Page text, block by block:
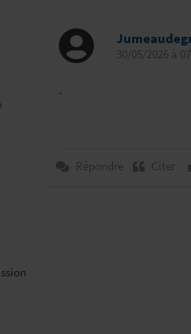
30/05/2026 à
.
Répondre Citer